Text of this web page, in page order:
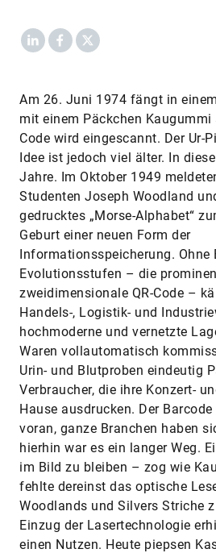
LinkedInFacebook
X
Am 26. Juni 1974 fängt in
mit einem Päckchen Kaugummi
Code wird eingescannt. Der Ur-
Idee ist jedoch viel älter. In
Jahre. Im Oktober 1949
Studenten Joseph Woodland
gedrucktes „Morse-Alphabet“
Geburt einer neuen Form der
Informationsspeicherung. Ohne
Evolutionsstufen – die
zweidimensionale QR-Code –
Handels-, Logistik- und
hochmoderne und vernetzte
Waren vollautomatisch
Urin- und Blutproben eindeutig
Verbraucher, die ihre Konzert-
Hause ausdrucken. Der
voran, ganze Branchen haben
hierhin war es ein langer Weg.
im Bild zu bleiben – zog wie
fehlte dereinst das optische
Woodlands und Silvers Striche
Einzug der Lasertechnologie
einen Nutzen. Heute piepsen